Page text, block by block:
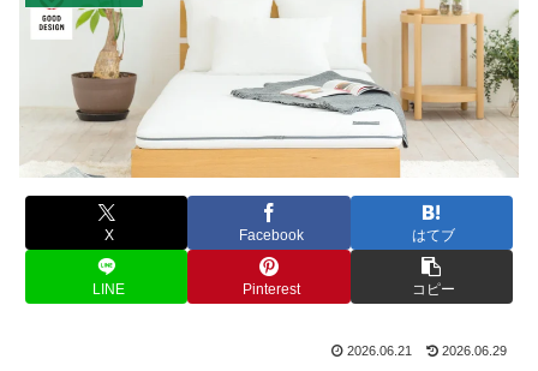
X Facebook はてブ
LINE Pinterest コピー
2026.06.21 2026.06.29